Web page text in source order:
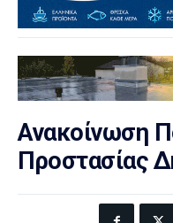
Ανακοίνωση
Προστασίας